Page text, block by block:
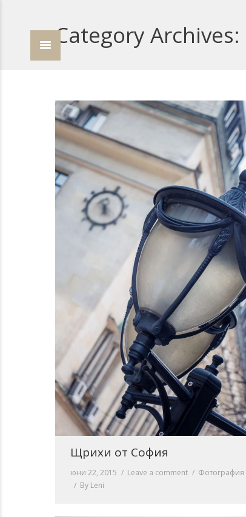
Category Archives:
Щрихи от София
юни 22, 2015 Leave a comment
Фотография
By Leni